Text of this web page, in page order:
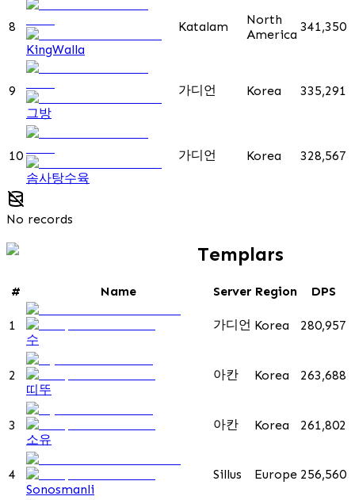
8
KingWalla
Katalam
North
America
341,350
9
그방
가디언 Korea 335,291
10
솜사탕수육
가디언 Korea 328,567
No records
Templars
# Name Server Region DPS
1
수
가디언 Korea 280,957
2
띠뚜
아칸 Korea 263,688
3
소유
아칸 Korea 261,802
4
Sonosmanli
Sillus Europe 256,560